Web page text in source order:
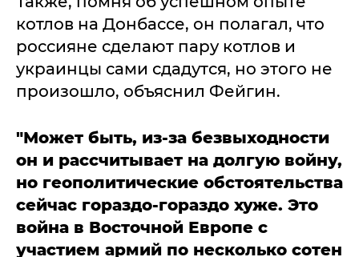
котлов на Донбассе, он полагал, что
россияне сделают пару котлов и
украинцы сами сдадутся, но этого не
произошло, объяснил Фейгин.
"Может быть, из-за безвыходности
он и рассчитывает на долгую войну,
но геополитические обстоятельства
сейчас гораздо-гораздо хуже. Это
война в Восточной Европе с
участием армий по несколько сотен